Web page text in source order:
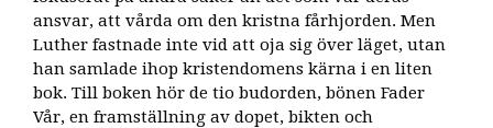
ansvar, att vårda om den kristna fårhjorden. Men
Luther fastnade inte vid att oja sig över läget, utan
han samlade ihop kristendomens kärna i en liten
bok. Till boken hör de tio budorden, bönen Fader
Vår, en framställning av dopet, bikten och